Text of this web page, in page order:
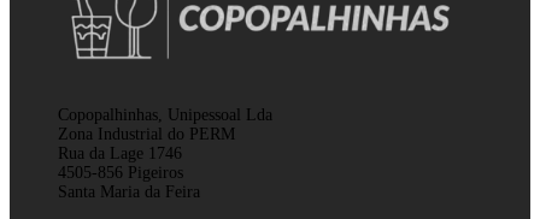
Copopalhinhas, Unipessoal Lda
Zona Industrial do PERM
Rua da Lage 1746
4505-856 Pigeiros
Santa Maria da Feira